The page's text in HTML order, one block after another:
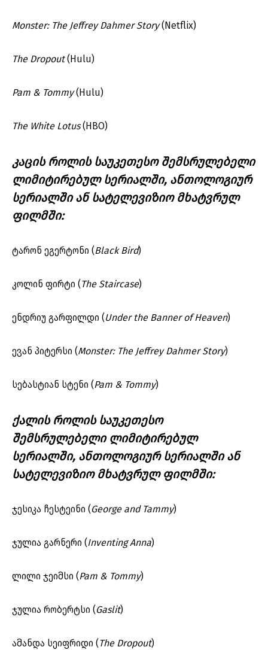
Monster: The Jeffrey Dahmer Story(Netflix)
The Dropout(Hulu)
Pam & Tommy(Hulu)
The White Lotus(HBO)
კაცის როლის საუკეთესო შემსრულებელი
ლიმიტირებულ სერიალში, ანთოლოგიურ
სერიალში ან სატელევიზიო მხატვრულ
ფილმში:
ტარონ ეგერტონი (Black Bird)
კოლინ ფირტი (The Staircase)
ენდრიუ გარფილდი (Under the Banner of Heaven)
ევან პიტერსი (Monster: The Jeffrey Dahmer Story)
სებასტიან სტენი (Pam & Tommy)
ქალის როლის საუკეთესო
შემსრულებელი ლიმიტირებულ
სერიალში, ანთოლოგიურ სერიალში ან
სატელევიზიო მხატვრულ ფილმში:
ჯესიკა ჩესტეინი (George and Tammy)
ჯულია გარნერი (Inventing Anna)
ლილი ჯეიმსი (Pam & Tommy)
ჯულია რობერტსი (Gaslit)
ამანდა სეიფრიდი (The Dropout)